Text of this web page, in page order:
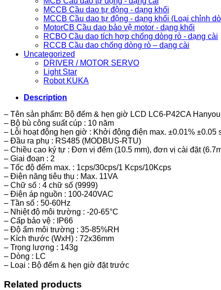
MCCB Cầu dao tự động - dạng khối
MCCB Cầu dao tự động - dạng khối (Loại chỉnh
MotorCB Cầu dao bảo vệ motor - dạng khối
RCBO Cầu dao tích hợp chống dòng rò - dạng cài
RCCB Cầu dao chống dòng rò – dạng cài
Uncategorized
DRIVER / MOTOR SERVO
Light Star
Robot KUKA
Description
– Tên sản phẩm: Bộ đếm & hẹn giờ LCD LC6-P42CA
– Bộ bù công suất cúp : 10 năm
– Lỗi hoạt động hẹn giờ : Khởi động điện max. ±0.01% ±0.05
– Đầu ra phụ : RS485 (MODBUS-RTU)
– Chiều cao ký tự : Đơn vị đếm (10.5 mm), đơn vị cài đặt
– Giai đoạn : 2
– Tốc độ đếm max. : 1cps/30cps/1 Kcps/10Kcps
– Điện năng tiêu thụ : Max. 11VA
– Chữ số : 4 chữ số (9999)
– Điện áp nguồn : 100-240VAC
– Tần số : 50-60Hz
– Nhiệt độ môi trường : -20-65°C
– Cấp bảo vệ : IP66
– Độ ẩm môi trường : 35-85%RH
– Kích thước (WxH) : 72x36mm
– Trọng lượng : 143g
– Dòng : LC
– Loại : Bộ đếm & hẹn giờ đặt trước
Related products